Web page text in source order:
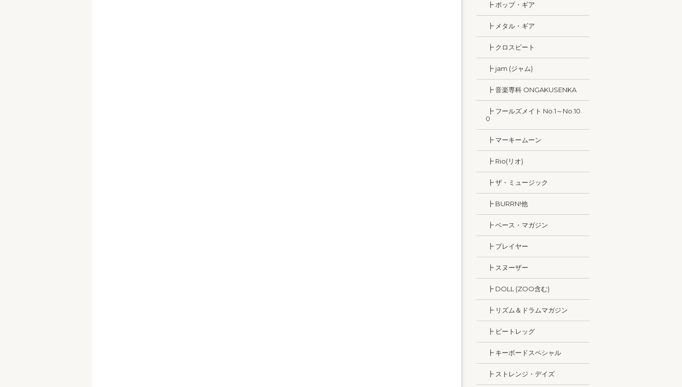
┣ ポップ・ギア
┣ メタル・ギア
┣ クロスビート
┣ jam (ジャム)
┣ 音楽専科 ONGAKUSENKA
┣ フールズメイト No.1～No.10
0
┣ マーキームーン
┣ Rio(リオ)
┣ ザ・ミュージック
┣ BURRN!他
┣ ベース・マガジン
┣ プレイヤー
┣ スヌーザー
┣ DOLL (ZOO含む)
┣ リズム＆ドラムマガジン
┣ ビートレッグ
┣ キーボードスペシャル
┣ ストレンジ・デイズ